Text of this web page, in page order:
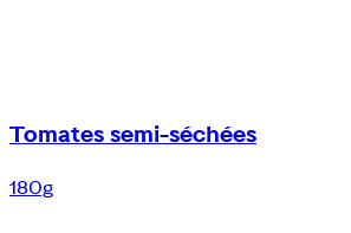
Tomates semi-séchées
180g